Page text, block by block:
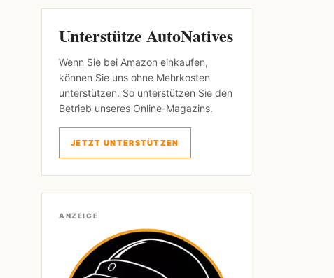
Unterstütze AutoNatives
Wenn Sie bei Amazon einkaufen,
können Sie uns ohne Mehrkosten
unterstützen. So unterstützen Sie den
Betrieb unseres Online-Magazins.
JETZT UNTERSTÜTZEN
ANZEIGE